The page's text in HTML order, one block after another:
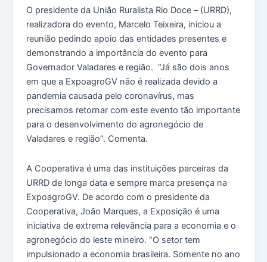
O presidente da União Ruralista Rio Doce – (URRD),
realizadora do evento, Marcelo Teixeira, iniciou a
reunião pedindo apoio das entidades presentes e
demonstrando a importância do evento para
Governador Valadares e região. “Já são dois anos
em que a ExpoagroGV não é realizada devido a
pandemia causada pelo coronavírus, mas
precisamos retornar com este evento tão importante
para o desenvolvimento do agronegócio de
Valadares e região”. Comenta.
A Cooperativa é uma das instituições parceiras da
URRD de longa data e sempre marca presença na
ExpoagroGV. De acordo com o presidente da
Cooperativa, João Marques, a Exposição é uma
iniciativa de extrema relevância para a economia e o
agronegócio do leste mineiro. “O setor tem
impulsionado a economia brasileira. Somente no ano